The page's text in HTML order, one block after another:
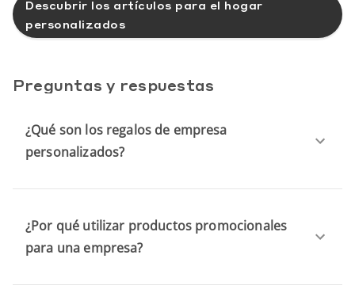
Descubrir los artículos para el hogar
personalizados
Preguntas y respuestas
¿Qué son los regalos de empresa
personalizados?
¿Por qué utilizar productos promocionales
para una empresa?